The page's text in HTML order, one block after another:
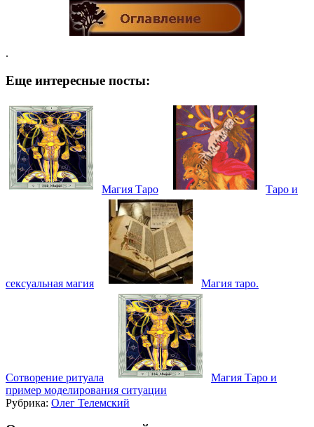
.
Еще интересные посты:
Магия Таро Таро и
сексуальная магия Магия таро.
Сотворение ритуала
Магия Таро и
пример моделирования ситуации
Рубрика: Олег Телемский